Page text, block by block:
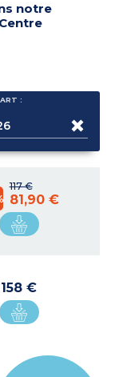
notre
:
117 €
81,90 €
158 €